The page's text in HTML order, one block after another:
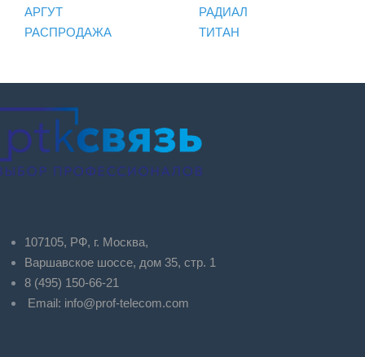
АРГУТ
РАДИАЛ
РАСПРОДАЖА
ТИТАН
107105, РФ, г. Москва,
Варшавское шоссе, дом 35, стр. 1
8 (495) 150-66-21
Email: info@prof-telecom.com